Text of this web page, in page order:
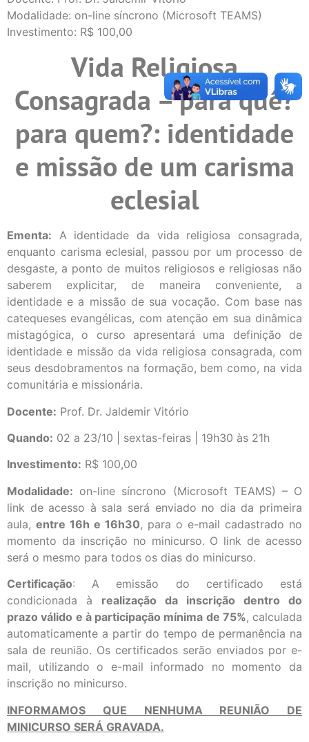
Modalidade: on-line síncrono (Microsoft TEAMS)
Investimento: R$ 100,00
Vida Religiosa
Consagrada – para quê?
para quem?: identidade
e missão de um carisma
eclesial
Ementa: A identidade da vida religiosa consagrada,
enquanto carisma eclesial, passou por um processo de
desgaste, a ponto de muitos religiosos e religiosas não
saberem explicitar, de maneira conveniente, a
identidade e a missão de sua vocação. Com base nas
catequeses evangélicas, com atenção em sua dinâmica
mistagógica, o curso apresentará uma definição de
identidade e missão da vida religiosa consagrada, com
seus desdobramentos na formação, bem como, na vida
comunitária e missionária.
Docente: Prof. Dr. Jaldemir Vitório
Quando: 02 a 23/10 | sextas-feiras | 19h30 às 21h
Investimento: R$ 100,00
Modalidade: on-line síncrono (Microsoft TEAMS) – O
link de acesso à sala será enviado no dia da primeira
aula, entre 16h e 16h30, para o e-mail cadastrado no
momento da inscrição no minicurso. O link de acesso
será o mesmo para todos os dias do minicurso.
Certificação: A emissão do certificado está
condicionada à realização da inscrição dentro do
prazo válido e à participação mínima de 75%, calculada
automaticamente a partir do tempo de permanência na
sala de reunião. Os certificados serão enviados por e-
mail, utilizando o e-mail informado no momento da
inscrição no minicurso.
INFORMAMOS QUE NENHUMA REUNIÃO DE
MINICURSO SERÁ GRAVADA.